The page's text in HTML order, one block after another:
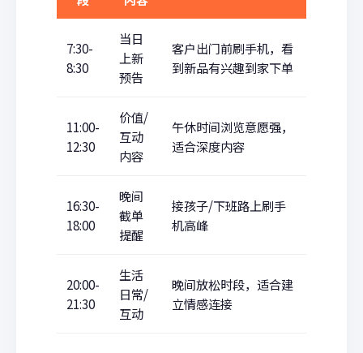
7:30-
8:30
当日
上新
预告
客户出门前刷手机，看
到新品有兴趣到家下单
11:00-
12:30
价值/
互动
内容
午休时间浏览意愿强，
适合深度内容
16:30-
18:00
晚间
截单
提醒
接孩子/下班路上刷手
机高峰
20:00-
21:30
生活
日常/
互动
晚间放松时段，适合建
立情感连接